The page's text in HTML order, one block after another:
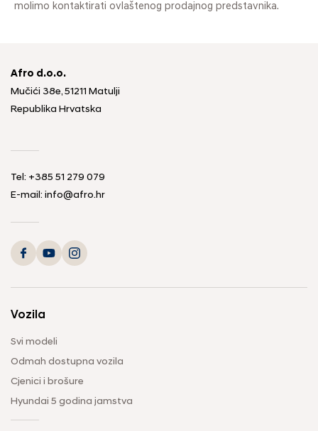
molimo kontaktirati ovlaštenog prodajnog predstavnika.
Afro d.o.o.
Mučići 38e, 51211 Matulji
Republika Hrvatska
Tel: +385 51 279 079
E-mail: info@afro.hr
Vozila
Svi modeli
Odmah dostupna vozila
Cjenici i brošure
Hyundai 5 godina jamstva